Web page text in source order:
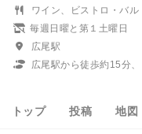
ワイン、ビストロ・バル
毎週日曜と第１土曜日
広尾駅
広尾駅から徒歩約15分
トップ 投稿 地図